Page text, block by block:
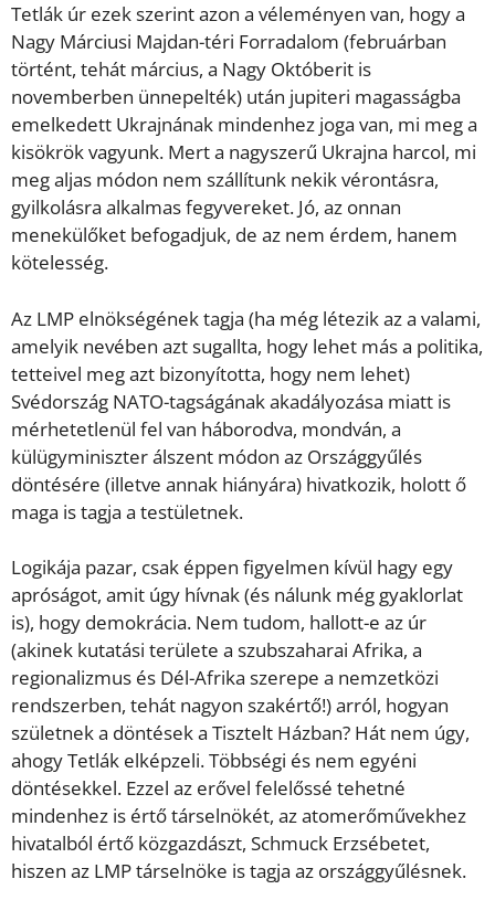
Tetlák úr ezek szerint azon a véleményen van, hogy a
Nagy Márciusi Majdan-téri Forradalom (februárban
történt, tehát március, a Nagy Októberit is
novemberben ünnepelték) után jupiteri magasságba
emelkedett Ukrajnának mindenhez joga van, mi meg a
kisökrök vagyunk. Mert a nagyszerű Ukrajna harcol, mi
meg aljas módon nem szállítunk nekik vérontásra,
gyilkolásra alkalmas fegyvereket. Jó, az onnan
menekülőket befogadjuk, de az nem érdem, hanem
kötelesség.
Az LMP elnökségének tagja (ha még létezik az a valami,
amelyik nevében azt sugallta, hogy lehet más a politika,
tetteivel meg azt bizonyította, hogy nem lehet)
Svédország NATO-tagságának akadályozása miatt is
mérhetetlenül fel van háborodva, mondván, a
külügyminiszter álszent módon az Országgyűlés
döntésére (illetve annak hiányára) hivatkozik, holott ő
maga is tagja a testületnek.
Logikája pazar, csak éppen figyelmen kívül hagy egy
apróságot, amit úgy hívnak (és nálunk még gyaklorlat
is), hogy demokrácia. Nem tudom, hallott-e az úr
(akinek kutatási területe a szubszaharai Afrika, a
regionalizmus és Dél-Afrika szerepe a nemzetközi
rendszerben, tehát nagyon szakértő!) arról, hogyan
születnek a döntések a Tisztelt Házban? Hát nem úgy,
ahogy Tetlák elképzeli. Többségi és nem egyéni
döntésekkel. Ezzel az erővel felelőssé tehetné
mindenhez is értő társelnökét, az atomerőművekhez
hivatalból értő közgazdászt, Schmuck Erzsébetet,
hiszen az LMP társelnöke is tagja az országgyűlésnek.